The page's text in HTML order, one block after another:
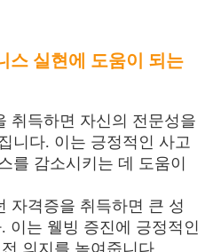
스 실현에 도움이 되는
취득하면 자신의 전문성을
니다. 이는 긍정적인 사고
를 감소시키는 데 도움이
자격증을 취득하면 큰 성
이는 웰빙 증진에 긍정적인
의지를 높여줍니다.